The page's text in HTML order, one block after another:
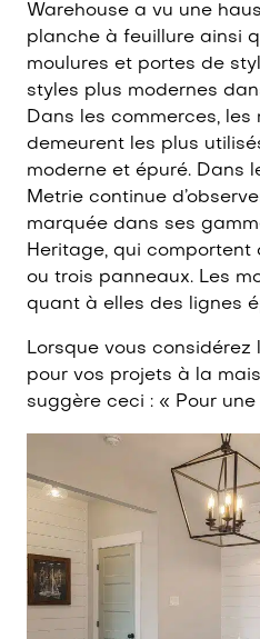
Warehouse a vu une
planche à feuillure ainsi
moulures et portes de
styles plus modernes
Dans les commerces,
demeurent les plus
moderne et épuré. Dans
Metrie continue
marquée dans ses
Heritage, qui comportent
ou trois panneaux. Les
quant à elles des lignes
Lorsque vous
pour vos projets à la
suggère ceci : « Pour